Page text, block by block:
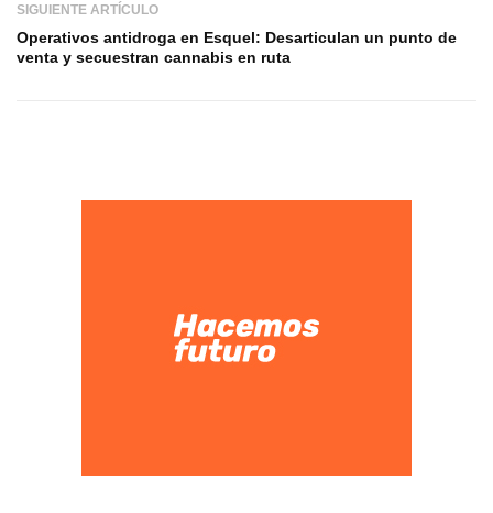
SIGUIENTE ARTÍCULO
Operativos antidroga en Esquel: Desarticulan un punto de
venta y secuestran cannabis en ruta